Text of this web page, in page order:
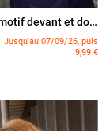
devant et dos
Jusqu'au 07/09/26, puis
9,99 €